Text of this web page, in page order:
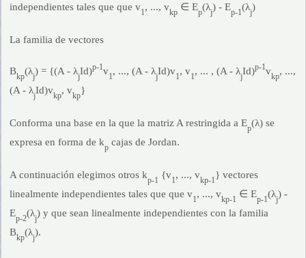
independientes tales que que v1 , ..., vkp ∈ Ep(λj) - Ep-1(λj)
La familia de vectores
Bkp(λj) = {(A - λjId)p-1v1 , ..., (A - λjId)v1 , v1 , ... , (A - λjId)p-1vkp, ...,
(A - λjId)vkp, vkp}
Conforma una base en la que la matriz A restringida a Ep(λ) se
expresa en forma de kp cajas de Jordan.
A continuación elegimos otros kp-1 {v1 , ..., vkp-1 } vectores
linealmente independientes tales que que v1 , ..., vkp-1 ∈ Ep-1(λj) -
Ep-2(λj) y que sean linealmente independientes con la familia
Bkp(λj).